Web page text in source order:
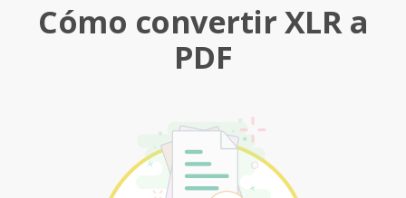
Cómo convertir XLR a
PDF